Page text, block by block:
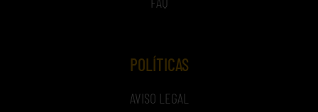
POLÍTICAS
AVISO LEGAL